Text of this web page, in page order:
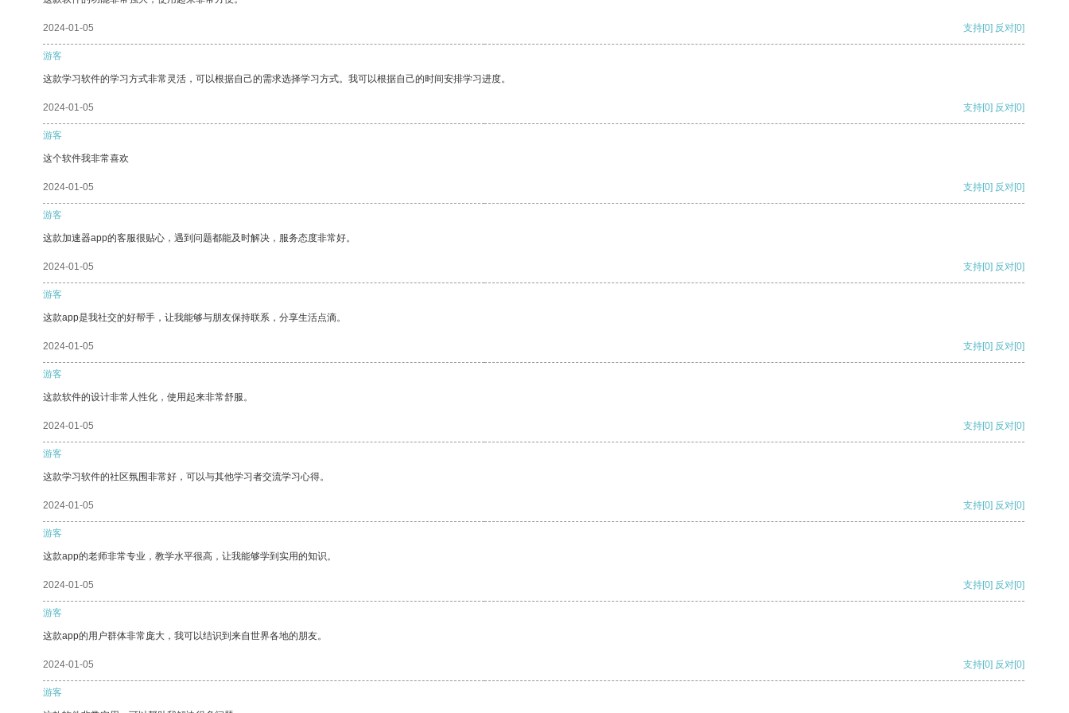
2024-01-05 支持[0] 反对[0]
游客
这款学习软件的学习方式非常灵活，可以根据自己的需求选择学习方式。我可以根据自己的时间安排学习进度。
2024-01-05 支持[0] 反对[0]
游客
这个软件我非常喜欢
2024-01-05 支持[0] 反对[0]
游客
这款加速器app的客服很贴心，遇到问题都能及时解决，服务态度非常好。
2024-01-05 支持[0] 反对[0]
游客
这款app是我社交的好帮手，让我能够与朋友保持联系，分享生活点滴。
2024-01-05 支持[0] 反对[0]
游客
这款软件的设计非常人性化，使用起来非常舒服。
2024-01-05 支持[0] 反对[0]
游客
这款学习软件的社区氛围非常好，可以与其他学习者交流学习心得。
2024-01-05 支持[0] 反对[0]
游客
这款app的老师非常专业，教学水平很高，让我能够学到实用的知识。
2024-01-05 支持[0] 反对[0]
游客
这款app的用户群体非常庞大，我可以结识到来自世界各地的朋友。
2024-01-05 支持[0] 反对[0]
游客